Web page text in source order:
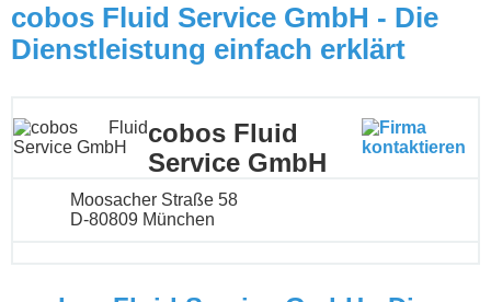
cobos Fluid Service GmbH - Die
Dienstleistung einfach erklärt
cobos Fluid
Service GmbH
Moosacher Straße 58
D-80809 München